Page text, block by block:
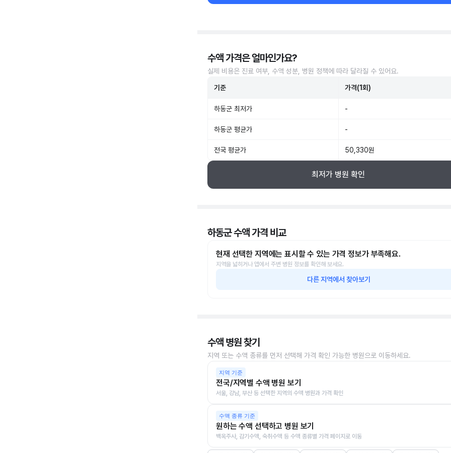
수액 가격은 얼마인가요?
실제 비용은 진료 여부, 수액 성분, 병원 정책에 따라 달라질 수 있어요.
기준 가격(1회)
하동군 최저가 -
하동군 평균가 -
전국 평균가 50,330원
최저가 병원 확인
하동군 수액 가격 비교
현재 선택한 지역에는 표시할 수 있는 가격 정보가 부족해요.
지역을 넓히거나 앱에서 주변 병원 정보를 확인해 보세요.
다른 지역에서 찾아보기
수액 병원 찾기
지역 또는 수액 종류를 먼저 선택해 가격 확인 가능한 병원으로 이동하세요.
지역 기준
전국/지역별 수액 병원 보기
서울, 강남, 부산 등 선택한 지역의 수액 병원과 가격 확인
수액 종류 기준
원하는 수액 선택하고 병원 보기
백옥주사, 감기수액, 숙취수액 등 수액 종류별 가격 페이지로 이동